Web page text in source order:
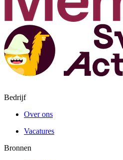
Bedrijf
Over ons
Vacatures
Bronnen